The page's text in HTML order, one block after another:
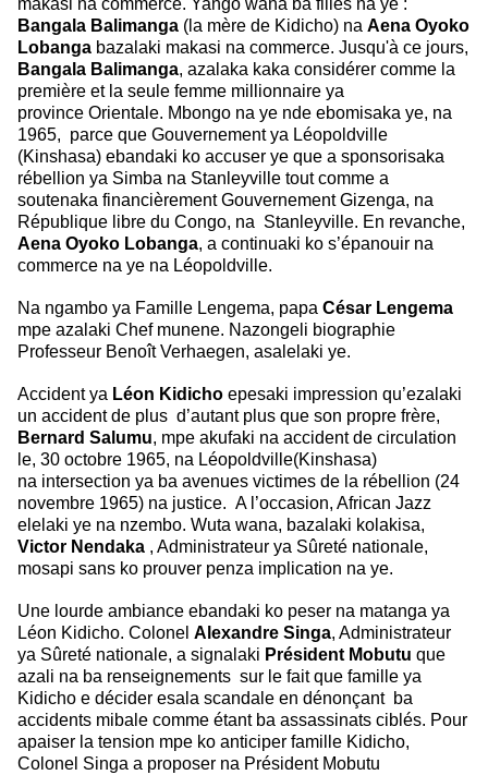
makasi na commerce. Yango wana ba filles na ye :
Bangala Balimanga (la mère de Kidicho) na Aena Oyoko
Lobanga bazalaki makasi na commerce. Jusqu'à ce jours,
Bangala Balimanga, azalaka kaka considérer comme la
première et la seule femme millionnaire ya
province Orientale. Mbongo na ye nde ebomisaka ye, na
1965, parce que Gouvernement ya Léopoldville
(Kinshasa) ebandaki ko accuser ye que a sponsorisaka
rébellion ya Simba na Stanleyville tout comme a
soutenaka financièrement Gouvernement Gizenga, na
République libre du Congo, na Stanleyville. En revanche,
Aena Oyoko Lobanga, a continuaki ko s’épanouir na
commerce na ye na Léopoldville.
Na ngambo ya Famille Lengema, papa César Lengema
mpe azalaki Chef munene. Nazongeli biographie
Professeur Benoît Verhaegen, asalelaki ye.
Accident ya Léon Kidicho epesaki impression qu’ezalaki
un accident de plus d’autant plus que son propre frère,
Bernard Salumu, mpe akufaki na accident de circulation
le, 30 octobre 1965, na Léopoldville(Kinshasa)
na intersection ya ba avenues victimes de la rébellion (24
novembre 1965) na justice. A l’occasion, African Jazz
elelaki ye na nzembo. Wuta wana, bazalaki kolakisa,
Victor Nendaka , Administrateur ya Sûreté nationale,
mosapi sans ko prouver penza implication na ye.
Une lourde ambiance ebandaki ko peser na matanga ya
Léon Kidicho. Colonel Alexandre Singa, Administrateur
ya Sûreté nationale, a signalaki Président Mobutu que
azali na ba renseignements sur le fait que famille ya
Kidicho e décider esala scandale en dénonçant ba
accidents mibale comme étant ba assassinats ciblés. Pour
apaiser la tension mpe ko anticiper famille Kidicho,
Colonel Singa a proposer na Président Mobutu